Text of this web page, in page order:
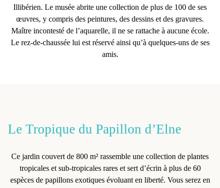
Illibérien. Le musée abrite une collection de plus de 100 de ses
œuvres, y compris des peintures, des dessins et des gravures.
Maître incontesté de l’aquarelle, il ne se rattache à aucune école.
Le rez-de-chaussée lui est réservé ainsi qu’à quelques-uns de ses
amis.
Le Tropique du Papillon d’Elne
Ce jardin couvert de 800 m² rassemble une collection de plantes
tropicales et sub-tropicales rareset sert d’écrin à plus de 60
espèces de papillons exotiquesévoluant en liberté. Vous serez en